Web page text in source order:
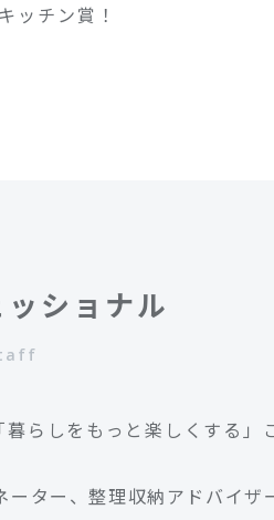
ッチン賞！
ッショナル
らしをもっと楽しくする」
ター、整理収納アドバイザ